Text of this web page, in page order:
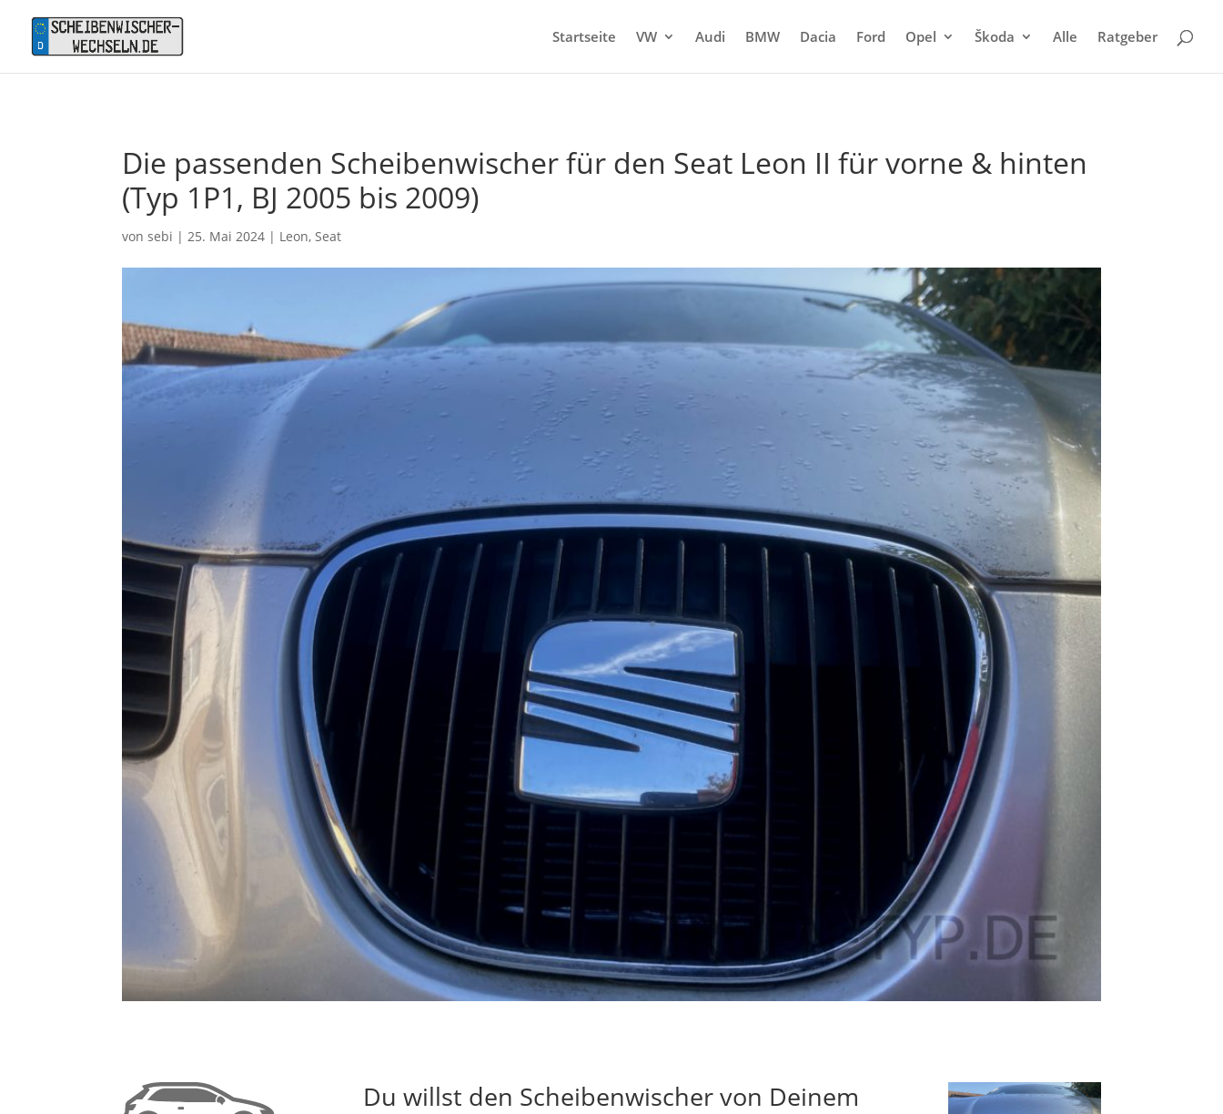
Startseite VW Audi BMW Dacia Ford Opel Škoda Alle Ratgeber
Die passenden Scheibenwischer für den Seat Leon II für vorne & hinten
(Typ 1P1, BJ 2005 bis 2009)
vonsebi | 25. Mai 2024 | Leon, Seat
Du willst den Scheibenwischer von Deinem